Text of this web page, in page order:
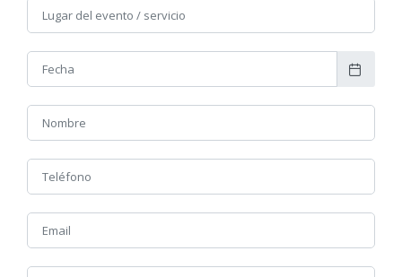
Jesal Extetic 2020 con "Lycos de Gea".
SOLICITA INFORMACIÓN AHORA DE FORMA FÁCIL Y
RÁPIDA RELLENANDO EL FORMULARIO ADJUNTO
Accede a nuestra tienda online desdeAQUÍ